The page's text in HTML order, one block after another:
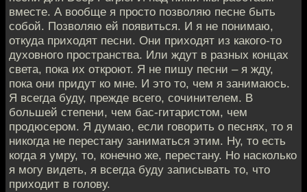
вместе. А вообще я просто позволяю песне быть
собой. Позволяю ей появиться. И я не понимаю,
откуда приходят песни. Они приходят из какого-то
духовного пространства. Или ждут в разных концах
света, пока их откроют. Я не пишу песни – я жду,
пока они придут ко мне. И это то, чем я занимаюсь.
Я всегда буду, прежде всего, сочинителем. В
большей степени, чем бас-гитаристом, чем
продюсером. Я думаю, если говорить о песнях, то я
никогда не перестану заниматься этим. Ну, то есть
когда я умру, то, конечно же, перестану. Но насколько
я могу видеть, я всегда буду записывать то, что
приходит в голову.